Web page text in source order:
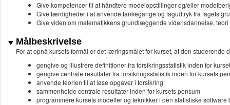
Give kompetencer til at håndtere modelopstillinger og/eller
Give færdigheder i at anvende tankegange og fagudtryk fra fagets
Give viden om matematikkens grundlæggende vidensdannelse, teori
Målbeskrivelse
For at opnå kursets formål er det læringsmålet for kurset, at den
gengive og illustrere definitioner fra forsikringsstatistik inden for
gengive centrale resultater fra forsikringsstatistik inden for kursets
anvende teorien til at løse opgaver i forsikring
sammenholde centrale resultater inden for kursets pensum
programmere kursets modeller og teknikker i den statistiske software